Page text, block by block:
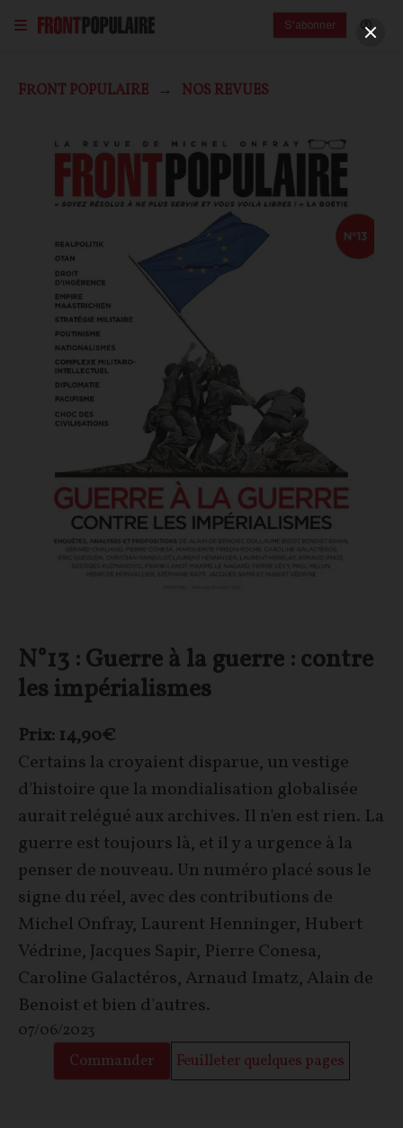
S'abonner
FRONT POPULAIRE NOS REVUES
N°13 : Guerre à la guerre : contre
les impérialismes
Prix: 14,90€
Certains la croyaient disparue, un vestige
d'histoire que la mondialisation globalisée
aurait relégué aux archives. Il n'en est rien. La
guerre est toujours là, et il y a urgence à la
penser de nouveau. Un numéro placé sous le
signe du réel, avec des contributions de
Michel Onfray, Laurent Henninger, Hubert
Védrine, Jacques Sapir, Pierre Conesa,
Caroline Galactéros, Arnaud Imatz, Alain de
Benoist et bien d'autres.
07/06/2023
Commander
Feuilleter quelques pages